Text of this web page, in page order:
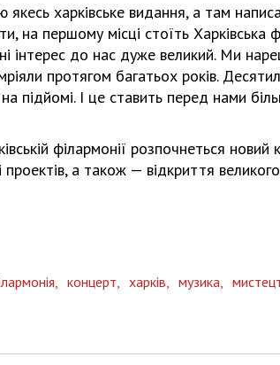
харківське видання, а там
на першому місці стоїть Харківська
інтерес до нас дуже великий. Ми
протягом багатьох років.
підйомі. І це ставить перед нами
філармонії розпочнеться
а також — відкриття
концерт, харків, музика,